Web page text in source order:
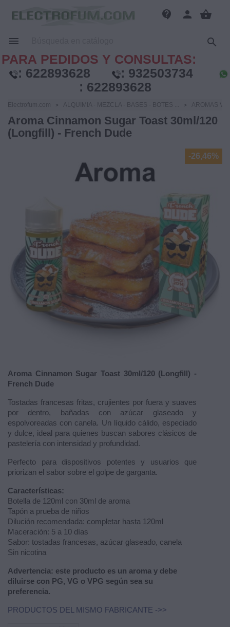
contact_support person shopping_basket
 
PARA PEDIDOS Y CONSULTAS:
: 622893628 : 932503734
: 622893628
Electrofum.com ALQUIMIA - MEZCLA - BASES - BOTES ... AROMAS
Aroma Cinnamon Sugar Toast 30ml/120
(Longfill) - French Dude
-26,46%
Aroma Cinnamon Sugar Toast 30ml/120 (Longfill) -
French Dude
Tostadas francesas fritas, crujientes por fuera y suaves
por dentro, bañadas con azúcar glaseado y
espolvoreadas con canela. Un líquido cálido, especiado
y dulce, ideal para quienes buscan sabores clásicos de
pastelería con intensidad y profundidad.
Perfecto para dispositivos potentes y usuarios que
priorizan el sabor sobre el golpe de garganta.
Características:
Botella de 120ml con 30ml de aroma
Tapón a prueba de niños
Dilución recomendada: completar hasta 120ml
Maceración: 5 a 10 días
Sabor: tostadas francesas, azúcar glaseado, canela
Sin nicotina
Advertencia: este producto es un aroma y debe
diluirse con PG, VG o VPG según sea su
preferencia.
PRODUCTOS DEL MISMO FABRICANTE ->>